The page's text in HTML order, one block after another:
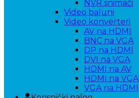
NVR snimači
Video baluni
Video konverteri
AV na HDMI
BNC na VGA
DP na HDMI
DVI na VGA
HDMI na AV
HDMI na VGA
VGA na HDMI